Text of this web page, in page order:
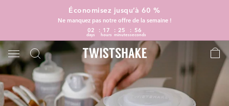
Économisez jusqu’à 60 %
Ne manquez pas notre offre de la semaine !
02
days
17
hours
25
minutes
56
seconds